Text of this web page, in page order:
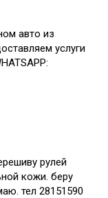
авто из
услуги
рулей
кожи. беру
тел 28151590